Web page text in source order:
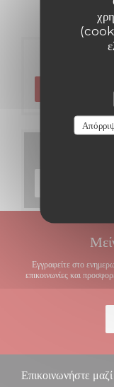
Εγγραφείτε στο
επικοινωνίες και
Επικοινωνήστε